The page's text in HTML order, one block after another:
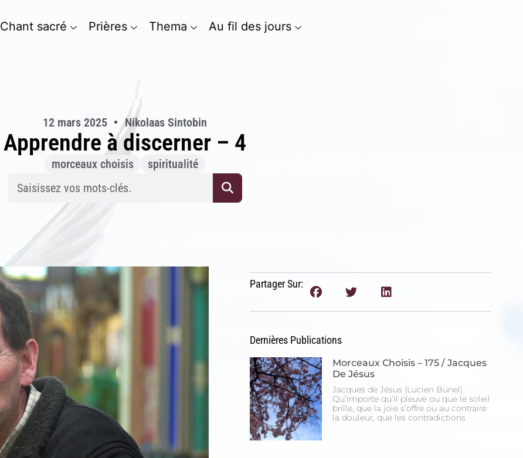
Chant sacré Prières Thema Au fil des jours
12 mars 2025 Nikolaas Sintobin
Apprendre à discerner – 4
morceaux choisis spiritualité
Partager Sur:
Dernières Publications
Morceaux Choisis – 175 / Jacques
De Jésus
Jacques de Jésus (Lucien Bunel)
Qu’importe qu’il pleuve ou que le soleil
brille, que la joie s’offre ou au contraire
la douleur, que les contradictions